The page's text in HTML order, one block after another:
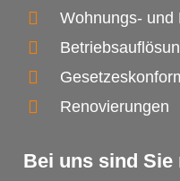
Wohnungs- und
Renovierungen
Bei uns sind